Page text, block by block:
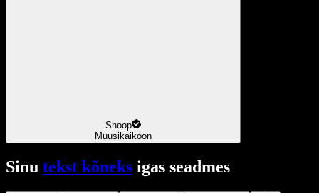
Snoop
Muusikaikoon
Sinu tekst kõneks igas seadmes